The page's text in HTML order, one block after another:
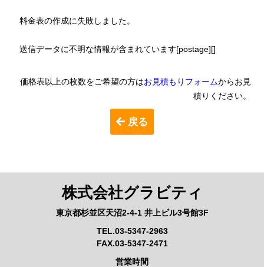
料金表の作成に失敗しました。
送信データに不明な情報が含まれています[postage][]
価格表以上の枚数をご希望の方はお見積もりフォームからお見
積りください。
戻る
株式会社グラビティ
東京都杉並区天沼2-4-1 井上ビル3号館3F
TEL.03-5347-2963
FAX.03-5347-2471
営業時間